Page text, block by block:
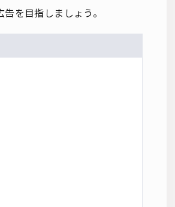
を目指しましょう。